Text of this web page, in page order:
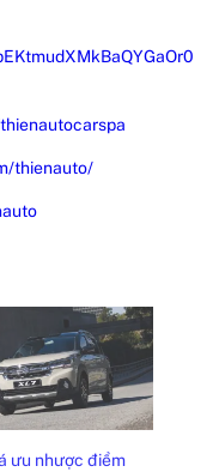
thienauto/
ưu nhược điểm